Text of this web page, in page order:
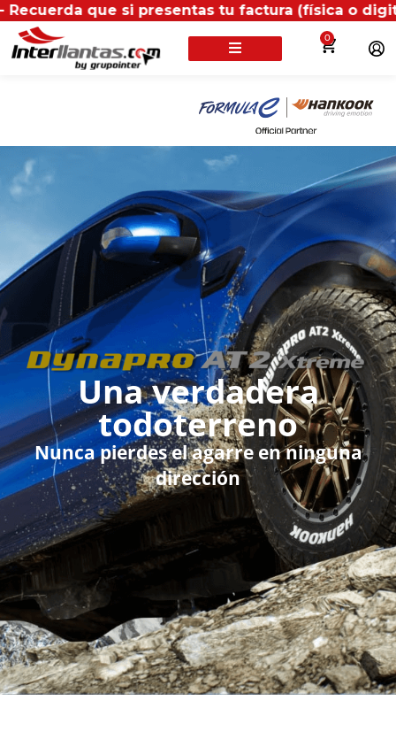
(física o digital) en uno de nuestros
0
Una verdadera
todoterreno
Nunca pierdes el agarre en ninguna
dirección